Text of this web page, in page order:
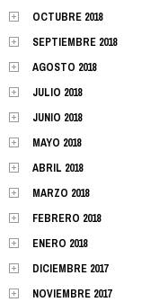
OCTUBRE 2018
SEPTIEMBRE 2018
AGOSTO 2018
JULIO 2018
JUNIO 2018
MAYO 2018
ABRIL 2018
MARZO 2018
FEBRERO 2018
ENERO 2018
DICIEMBRE 2017
NOVIEMBRE 2017